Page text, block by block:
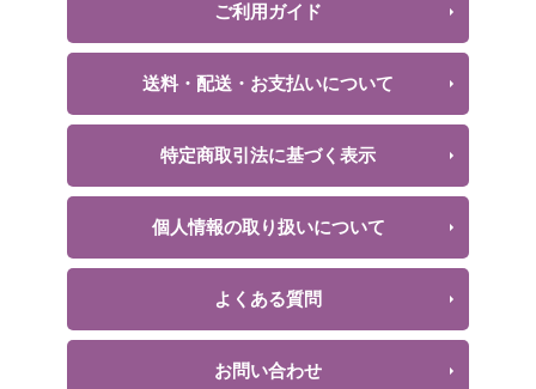
ご利用ガイド
送料・配送・お支払いについて
特定商取引法に基づく表示
個人情報の取り扱いについて
よくある質問
お問い合わせ